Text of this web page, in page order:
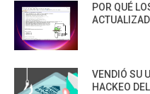
POR QUÉ
VENDIÓ SU
HACKEO